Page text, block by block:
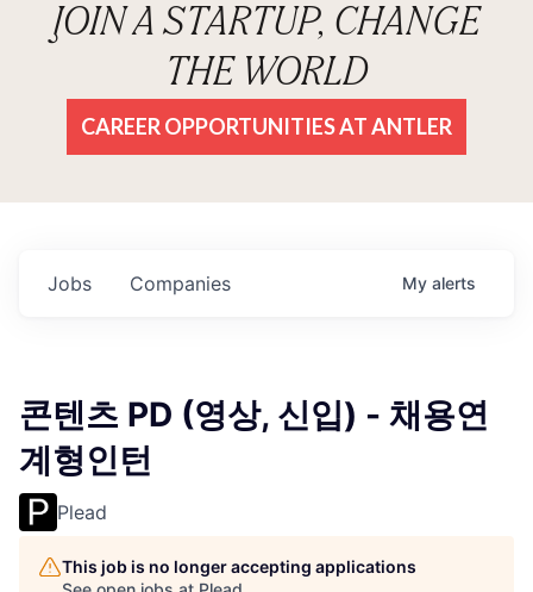
JOIN A STARTUP, CHANGE
THE WORLD
CAREER OPPORTUNITIES AT ANTLER
Jobs Companies My alerts
콘텐츠 PD (영상, 신입) - 채용연
계형인턴
Plead
This job is no longer accepting applications